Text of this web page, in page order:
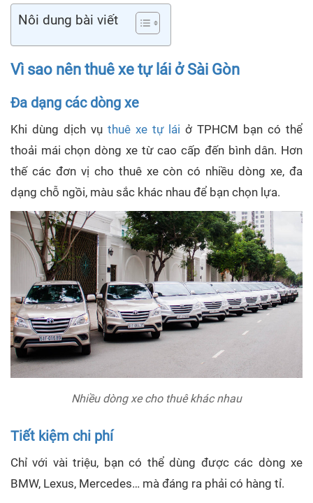
Nôi dung bài viết
Vì sao nên thuê xe tự lái ở Sài Gòn
Đa dạng các dòng xe
Khi dùng dịch vụ thuê xe tự lái ở TPHCM bạn có thể
thoải mái chọn dòng xe từ cao cấp đến bình dân. Hơn
thế các đơn vị cho thuê xe còn có nhiều dòng xe, đa
dạng chỗ ngồi, màu sắc khác nhau để bạn chọn lựa.
Nhiều dòng xe cho thuê khác nhau
Tiết kiệm chi phí
Chỉ với vài triệu, bạn có thể dùng được các dòng xe
BMW, Lexus, Mercedes… mà đáng ra phải có hàng tỉ.